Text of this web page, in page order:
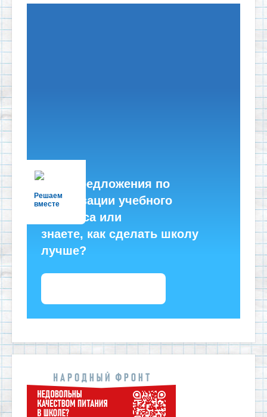
Решаем
вместе
Есть предложения по
организации учебного
процесса или
знаете, как сделать школу
лучше?